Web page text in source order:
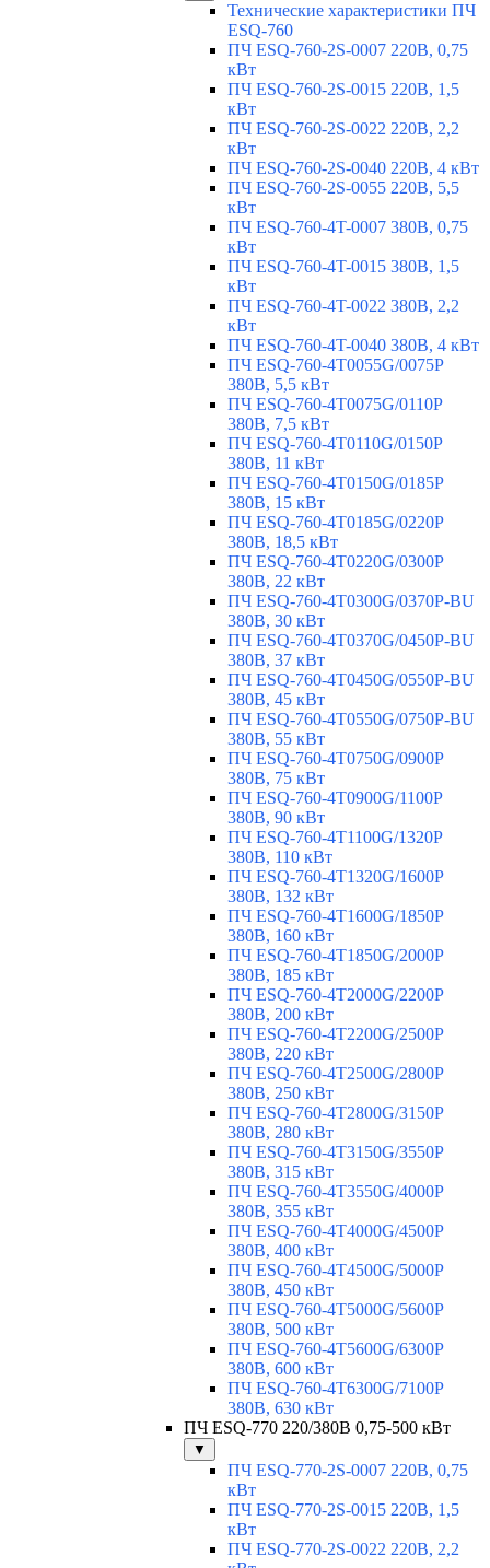
Технические характеристики ПЧ
ESQ-760
ПЧ ESQ-760-2S-0007 220В, 0,75
кВт
ПЧ ESQ-760-2S-0015 220В, 1,5
кВт
ПЧ ESQ-760-2S-0022 220В, 2,2
кВт
ПЧ ESQ-760-2S-0040 220В, 4 кВт
ПЧ ESQ-760-2S-0055 220В, 5,5
кВт
ПЧ ESQ-760-4T-0007 380В, 0,75
кВт
ПЧ ESQ-760-4T-0015 380В, 1,5
кВт
ПЧ ESQ-760-4T-0022 380В, 2,2
кВт
ПЧ ESQ-760-4T-0040 380В, 4 кВт
ПЧ ESQ-760-4T0055G/0075P
380В, 5,5 кВт
ПЧ ESQ-760-4T0075G/0110P
380В, 7,5 кВт
ПЧ ESQ-760-4T0110G/0150P
380В, 11 кВт
ПЧ ESQ-760-4T0150G/0185P
380В, 15 кВт
ПЧ ESQ-760-4T0185G/0220P
380В, 18,5 кВт
ПЧ ESQ-760-4T0220G/0300P
380В, 22 кВт
ПЧ ESQ-760-4T0300G/0370P-BU
380В, 30 кВт
ПЧ ESQ-760-4T0370G/0450P-BU
380В, 37 кВт
ПЧ ESQ-760-4T0450G/0550P-BU
380В, 45 кВт
ПЧ ESQ-760-4T0550G/0750P-BU
380В, 55 кВт
ПЧ ESQ-760-4T0750G/0900P
380В, 75 кВт
ПЧ ESQ-760-4T0900G/1100P
380В, 90 кВт
ПЧ ESQ-760-4T1100G/1320P
380В, 110 кВт
ПЧ ESQ-760-4T1320G/1600P
380В, 132 кВт
ПЧ ESQ-760-4T1600G/1850P
380В, 160 кВт
ПЧ ESQ-760-4T1850G/2000P
380В, 185 кВт
ПЧ ESQ-760-4T2000G/2200P
380В, 200 кВт
ПЧ ESQ-760-4T2200G/2500P
380В, 220 кВт
ПЧ ESQ-760-4T2500G/2800P
380В, 250 кВт
ПЧ ESQ-760-4T2800G/3150P
380В, 280 кВт
ПЧ ESQ-760-4T3150G/3550P
380В, 315 кВт
ПЧ ESQ-760-4T3550G/4000P
380В, 355 кВт
ПЧ ESQ-760-4T4000G/4500P
380В, 400 кВт
ПЧ ESQ-760-4T4500G/5000P
380В, 450 кВт
ПЧ ESQ-760-4T5000G/5600P
380В, 500 кВт
ПЧ ESQ-760-4T5600G/6300P
380В, 600 кВт
ПЧ ESQ-760-4T6300G/7100P
380В, 630 кВт
ПЧ ESQ-770 220/380В 0,75-500 кВт
▼
ПЧ ESQ-770-2S-0007 220В, 0,75
кВт
ПЧ ESQ-770-2S-0015 220В, 1,5
кВт
ПЧ ESQ-770-2S-0022 220В, 2,2